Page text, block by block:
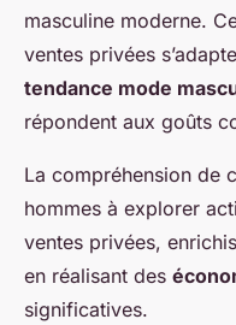
masculine moderne.
ventes privées
tendance mode
répondent aux goûts
La compréhension de
hommes à explorer
ventes privées,
en réalisant des
significatives.